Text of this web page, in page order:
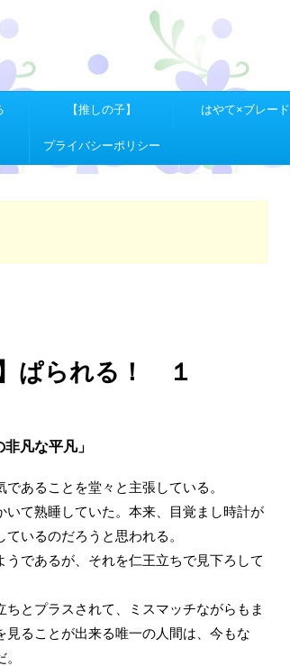
【推しの子】 はやて×ブレード
プライバシーポリシー
】ぱられる！ １
凡な平凡」
あることを堂々と主張している。
て熟睡していた。本来、目覚まし時計が
いるのだろうと思われる。
であるが、それを仁王立ちで見下ろして
とプラスされて、ミスマッチながらもま
ることが出来る唯一の人間は、今もな